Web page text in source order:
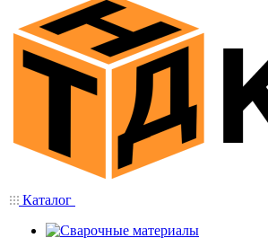
Каталог